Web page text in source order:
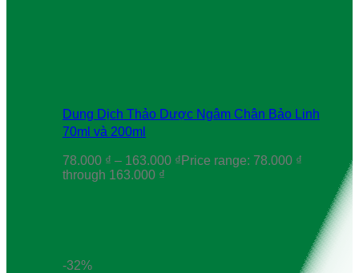
Dung Dịch Thảo Dược Ngâm Chân Bảo Linh
70ml và 200ml
78.000 ₫ – 163.000 ₫ Price range: 78.000 ₫
through 163.000 ₫
-32%